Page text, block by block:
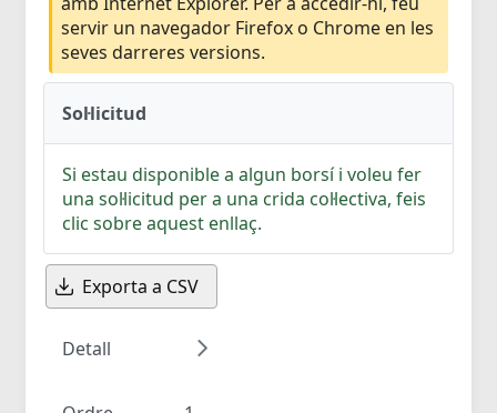
servir un navegador Firefox o Chrome en les
seves darreres versions.
Sol·licitud
Si estau disponible a algun borsí i voleu fer
una sol·licitud per a una crida col·lectiva, feis
clic sobre aquest enllaç.
Exporta a CSV
Detall